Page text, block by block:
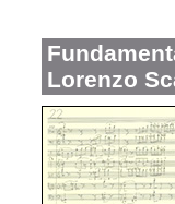
Lorenzo